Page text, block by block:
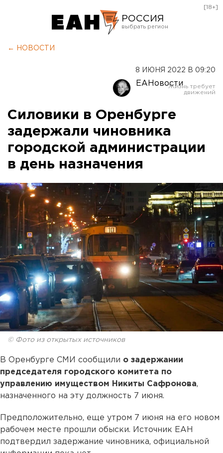
РОССИЯ
Оренбург
[18+]
← НОВОСТИ
8 ИЮНЯ 2022 В 09:20
ЕАНовости
Силовики в Оренбурге
задержали чиновника
городской администрации
в день назначения
© Фото из открытых источников
В Оренбурге СМИ сообщили о задержании
председателя городского комитета по
управлению имуществом Никиты Сафронова,
назначенного на эту должность 7 июня.
Предположительно, еще утром 7 июня на его новом
рабочем месте прошли обыски. Источник ЕАН
подтвердил задержание чиновника, официальной